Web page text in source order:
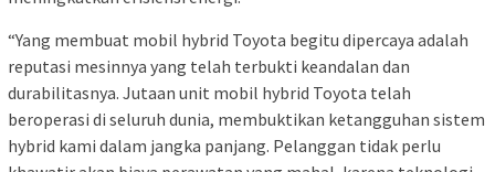
“Yang membuat mobil hybrid Toyota begitu dipercaya adalah
reputasi mesinnya yang telah terbukti keandalan dan
durabilitasnya. Jutaan unit mobil hybrid Toyota telah
beroperasi di seluruh dunia, membuktikan ketangguhan sistem
hybrid kami dalam jangka panjang. Pelanggan tidak perlu